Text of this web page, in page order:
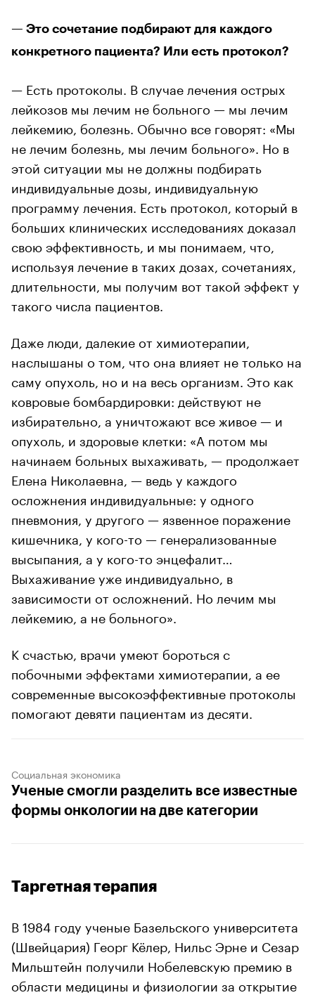
— Это сочетание подбирают для каждого
конкретного пациента? Или есть протокол?
— Есть протоколы. В случае лечения острых
лейкозов мы лечим не больного — мы лечим
лейкемию, болезнь. Обычно все говорят: «Мы
не лечим болезнь, мы лечим больного». Но в
этой ситуации мы не должны подбирать
индивидуальные дозы, индивидуальную
программу лечения. Есть протокол, который в
больших клинических исследованиях доказал
свою эффективность, и мы понимаем, что,
используя лечение в таких дозах, сочетаниях,
длительности, мы получим вот такой эффект у
такого числа пациентов.
Даже люди, далекие от химиотерапии,
наслышаны о том, что она влияет не только на
саму опухоль, но и на весь организм. Это как
ковровые бомбардировки: действуют не
избирательно, а уничтожают все живое — и
опухоль, и здоровые клетки: «А потом мы
начинаем больных выхаживать, — продолжает
Елена Николаевна, — ведь у каждого
осложнения индивидуальные: у одного
пневмония, у другого — язвенное поражение
кишечника, у кого-то — генерализованные
высыпания, а у кого-то энцефалит…
Выхаживание уже индивидуально, в
зависимости от осложнений. Но лечим мы
лейкемию, а не больного».
К счастью, врачи умеют бороться с
побочными эффектами химиотерапии, а ее
современные высокоэффективные протоколы
помогают девяти пациентам из десяти.
Социальная экономика
Ученые смогли разделить все известные
формы онкологии на две категории
Таргетная терапия
В 1984 году ученые Базельского университета
(Швейцария) Георг Кёлер, Нильс Эрне и Сезар
Мильштейн получили Нобелевскую премию в
области медицины и физиологии за открытие